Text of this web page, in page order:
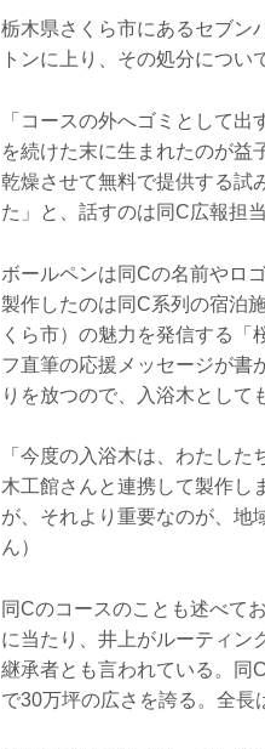
栃木県さくら市にあるセブン
トンに上り、その処分につい
「コースの外へゴミとして
を続けた末に生まれたのが益
乾燥させて無料で提供する試
た」と、話すのは同C広報担
ボールペンは同Cの名前やロ
製作したのは同C系列の宿泊
くら市）の魅力を発信する
フ直筆の応援メッセージが書
りを放つので、入浴木として
「今度の入浴木は、わたし
木工館さんと連携して製作し
が、それより重要なのが、地
ん）
同Cのコースのことも述べて
に当たり、井上がルーティン
継承者とも言われている。同
で30万坪の広さを誇る。全長